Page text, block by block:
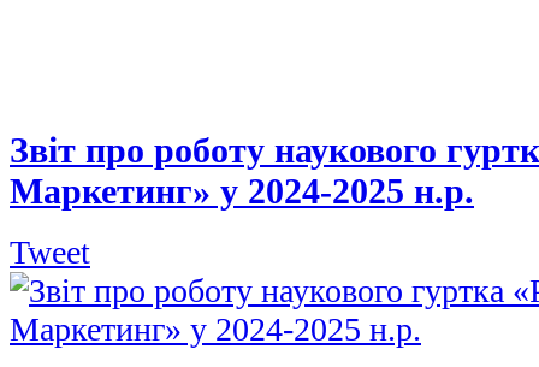
Звіт про роботу наукового
Маркетинг» у 2024-2025 н.р.
Tweet